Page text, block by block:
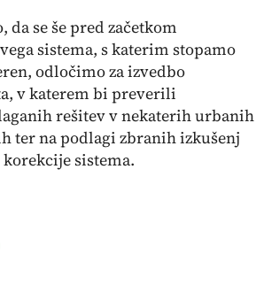
se še pred začetkom
sistema, s katerim stopamo
odločimo za izvedbo
v katerem bi preverili
rešitev v nekaterih urbanih
ter na podlagi zbranih izkušenj
sistema.